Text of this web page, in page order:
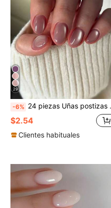
29
-6% 24 piezas Uñas postizas cortas ovaladas estilo Y2K rosa loto ojo de gato, juego de uñas acrílicas falsas, incluye 1 pieza de pegamento de gelatina y 1 pieza de lima de uñas, adecuado para uso DIY.
$2.54
Clientes habituales